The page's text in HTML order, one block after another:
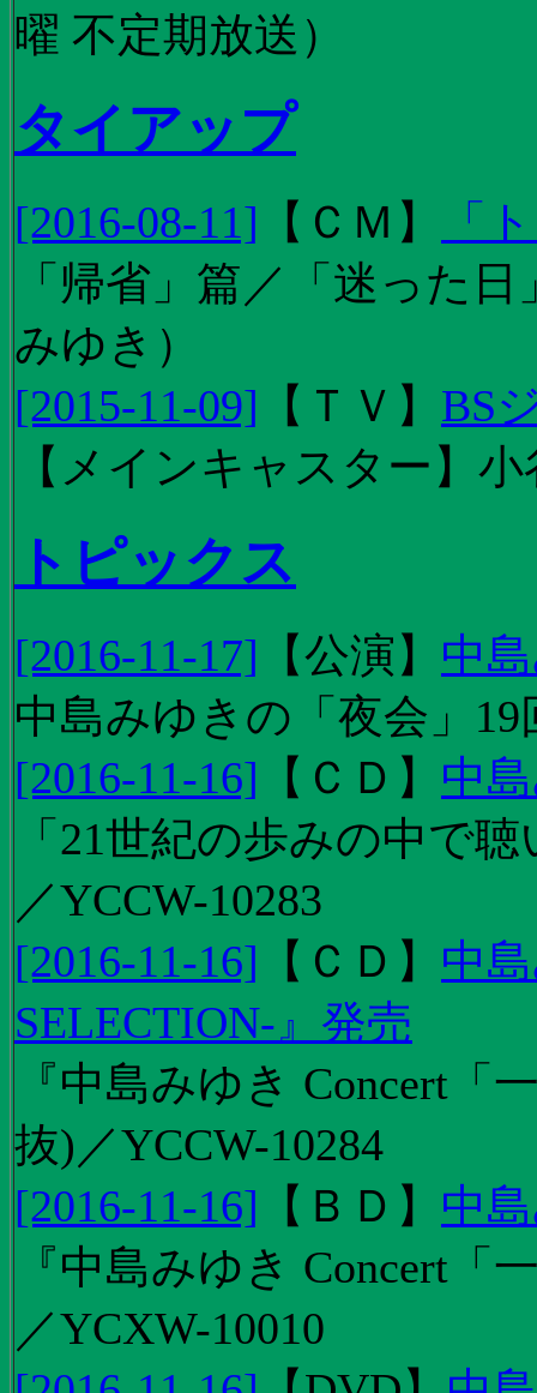
曜 不定期放送）
タイアップ
[2016-08-11] 【 ＣＭ 】
「
「帰省」篇／「迷った
みゆき）
[2015-11-09] 【 ＴＶ 】 BS
【メインキャスター】
トピックス
[2016-11-17] 【公演 】 中
中島みゆきの「夜会」
[2016-11-16] 【 ＣＤ 】 中
「21世紀の歩みの中で
／YCCW-10283
[2016-11-16] 【 ＣＤ 】 中
SELECTION-』発売
『中島みゆき Concert
抜)／YCCW-10284
[2016-11-16] 【 ＢＤ 】 中
『中島みゆき Concert
／YCXW-10010